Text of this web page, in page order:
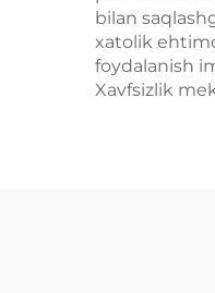
bilan
xatolik
foydalanish
Xavfsizlik